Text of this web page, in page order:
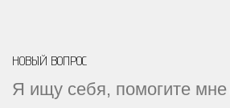
НОВЫЙ ВОПРОС
Я ищу себя, помогите мне